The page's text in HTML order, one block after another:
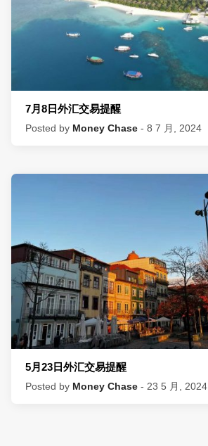
7月8日外汇交易提醒
Posted by Money Chase - 8 7 月, 2024
5月23日外汇交易提醒
Posted by Money Chase - 23 5 月, 2024